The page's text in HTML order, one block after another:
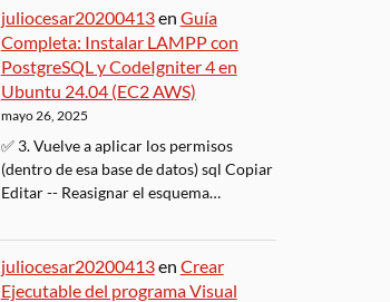
juliocesar20200413en Guía
Completa: Instalar LAMPP con
PostgreSQL y CodeIgniter 4 en
Ubuntu 24.04 (EC2 AWS)
mayo 26, 2025
✅ 3. Vuelve a aplicar los permisos
(dentro de esa base de datos) sql Copiar
Editar -- Reasignar el esquema…
juliocesar20200413en Crear
Ejecutable del programa Visual